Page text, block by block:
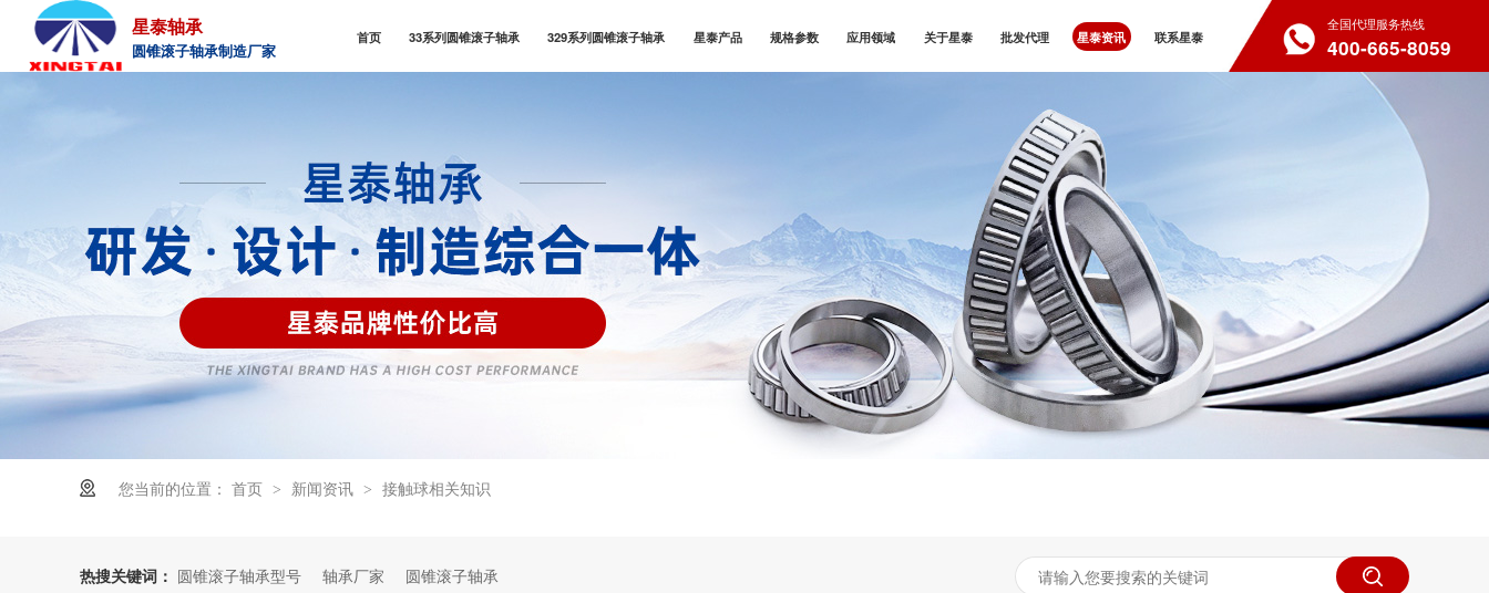
星泰轴承
圆锥滚子轴承制造厂家
首页 33系列圆锥滚子轴承 329系列圆锥滚子轴承 星泰产品 规格参数 应用领域 关于星泰 批发代理 星泰资讯 联系星泰
全国代理服务热线
400-665-8059
您当前的位置： 首页 > 新闻资讯 > 接触球相关知识
热搜关键词： 圆锥滚子轴承型号 轴承厂家 圆锥滚子轴承